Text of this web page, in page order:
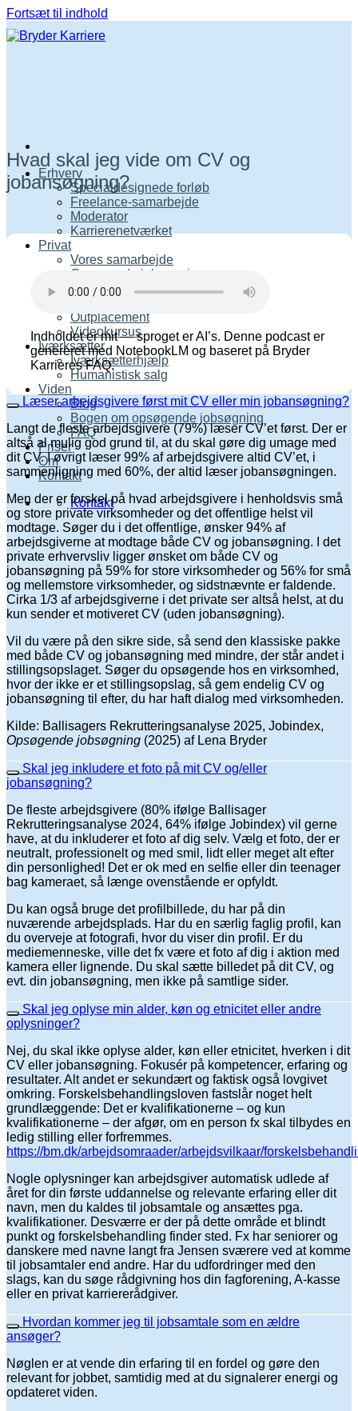
Fortsæt til indhold
Erhverv
Specialdesignede forløb
Freelance-samarbejde
Moderator
Karrierenetværket
Privat
Vores samarbejde
Opsøgende jobsøgning
ASF-venlig rådgivning
Outplacement
Videokursus
Iværksætter
Iværksætterhjælp
Humanistisk salg
Viden
Blog
Bogen om opsøgende jobsøgning
FAQ
Priser
Om
Kontakt
Kontakt
Hvad skal jeg vide om CV og
jobansøgning?
Indholdet er mit — sproget er AI’s. Denne podcast er
genereret med NotebookLM og baseret på Bryder
Karrieres FAQ.
Læser arbejdsgivere først mit CV eller min jobansøgning?
Langt de fleste arbejdsgivere (79%) læser CV’et først. Der er
altså al mulig god grund til, at du skal gøre dig umage med
dit CV. I øvrigt læser 99% af arbejdsgivere altid CV’et, i
sammenligning med 60%, der altid læser jobansøgningen.
Men der er forskel på hvad arbejdsgivere i henholdsvis små
og store private virksomheder og det offentlige helst vil
modtage. Søger du i det offentlige, ønsker 94% af
arbejdsgiverne at modtage både CV og jobansøgning. I det
private erhvervsliv ligger ønsket om både CV og
jobansøgning på 59% for store virksomheder og 56% for små
og mellemstore virksomheder, og sidstnævnte er faldende.
Cirka 1/3 af arbejdsgiverne i det private ser altså helst, at du
kun sender et motiveret CV (uden jobansøgning).
Vil du være på den sikre side, så send den klassiske pakke
med både CV og jobansøgning med mindre, der står andet i
stillingsopslaget. Søger du opsøgende hos en virksomhed,
hvor der ikke er et stillingsopslag, så gem endelig CV og
jobansøgning til efter, du har haft dialog med virksomheden.
Kilde: Ballisagers Rekrutteringsanalyse 2025, Jobindex,
Opsøgende jobsøgning (2025) af Lena Bryder
Skal jeg inkludere et foto på mit CV og/eller
jobansøgning?
De fleste arbejdsgivere (80% ifølge Ballisager
Rekrutteringsanalyse 2024, 64% ifølge Jobindex) vil gerne
have, at du inkluderer et foto af dig selv. Vælg et foto, der er
neutralt, professionelt og med smil, lidt eller meget alt efter
din personlighed! Det er ok med en selfie eller din teenager
bag kameraet, så længe ovenstående er opfyldt.
Du kan også bruge det profilbillede, du har på din
nuværende arbejdsplads. Har du en særlig faglig profil, kan
du overveje at fotografi, hvor du viser din profil. Er du
mediemenneske, ville det fx være et foto af dig i aktion med
kamera eller lignende. Du skal sætte billedet på dit CV, og
evt. din jobansøgning, men ikke på samtlige sider.
Skal jeg oplyse min alder, køn og etnicitet eller andre
oplysninger?
Nej, du skal ikke oplyse alder, køn eller etnicitet, hverken i dit
CV eller jobansøgning. Fokusér på kompetencer, erfaring og
resultater. Alt andet er sekundært og faktisk også lovgivet
omkring. Forskelsbehandlingsloven fastslår noget helt
grundlæggende: Det er kvalifikationerne – og kun
kvalifikationerne – der afgør, om en person fx skal tilbydes en
ledig stilling eller forfremmes.
https://bm.dk/arbejdsomraader/arbejdsvilkaar/
Nogle oplysninger kan arbejdsgiver automatisk udlede af
året for din første uddannelse og relevante erfaring eller dit
navn, men du kaldes til jobsamtale og ansættes pga.
kvalifikationer. Desværre er der på dette område et blindt
punkt og forskelsbehandling finder sted. Fx har seniorer og
danskere med navne langt fra Jensen sværere ved at komme
til jobsamtaler end andre. Har du udfordringer med den
slags, kan du søge rådgivning hos din fagforening, A-kasse
eller en privat karriererådgiver.
Hvordan kommer jeg til jobsamtale som en ældre
ansøger?
Nøglen er at vende din erfaring til en fordel og gøre den
relevant for jobbet, samtidig med at du signalerer energi og
opdateret viden.